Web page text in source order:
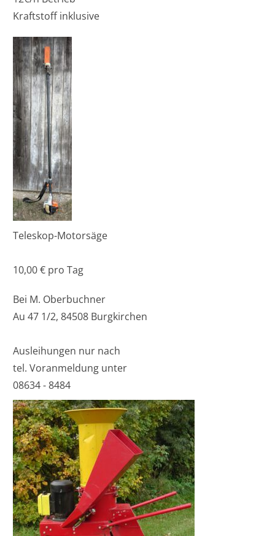
Kraftstoff inklusive
Teleskop-Motorsäge
10,00 € pro Tag
Bei M. Oberbuchner
Au 47 1/2, 84508 Burgkirchen
Ausleihungen nur nach
tel. Voranmeldung unter
08634 - 8484